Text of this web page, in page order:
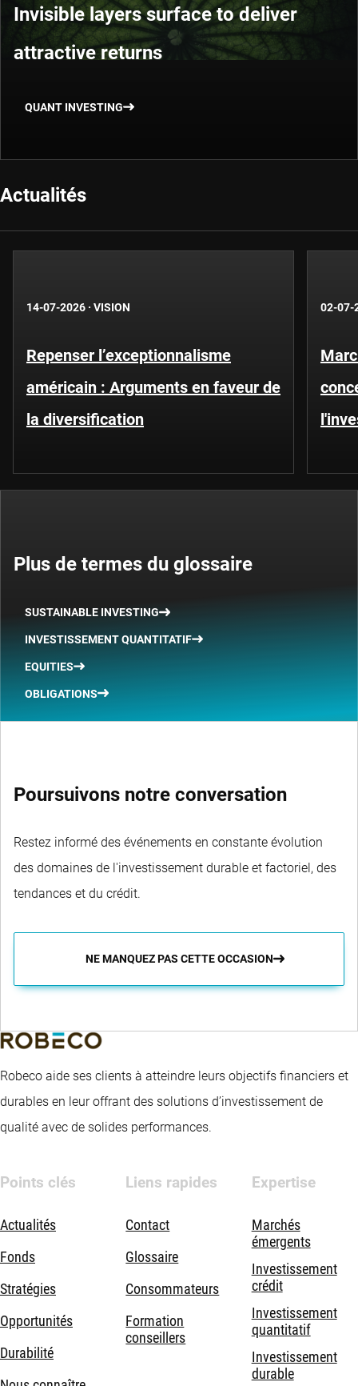
Invisible layers surface to deliver
attractive returns
QUANT INVESTING
Actualités
14-07-2026 · VISION
Repenser l’exceptionnalisme
américain : Arguments en faveur de
la diversification
02-07-
Plus de termes du glossaire
SUSTAINABLE INVESTING
INVESTISSEMENT QUANTITATIF
EQUITIES
OBLIGATIONS
Poursuivons notre conversation
Restez informé des événements en constante évolution
des domaines de l'investissement durable et factoriel, des
tendances et du crédit.
NE MANQUEZ PAS CETTE OCCASION
Robeco aide ses clients à atteindre leurs objectifs financiers et
durables en leur offrant des solutions d’investissement de
qualité avec de solides performances.
Points clés
Actualités
Fonds
Stratégies
Opportunités
Durabilité
Liens rapides
Contact
Glossaire
Consommateurs
Formation
conseillers
Expertise
Marchés
émergents
Investissement
crédit
Investissement
quantitatif
Investissement
durable